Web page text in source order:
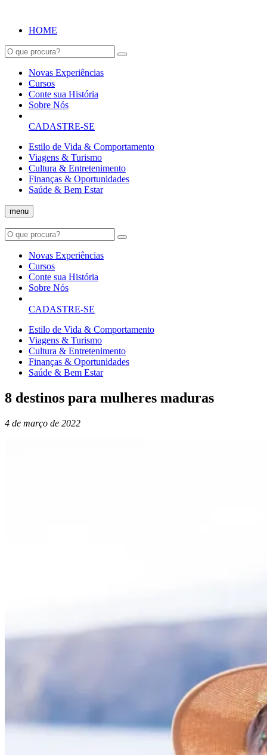
HOME
Novas Experiências
Cursos
Conte sua História
Sobre Nós
CADASTRE-SE
Estilo de Vida & Comportamento
Viagens & Turismo
Cultura & Entretenimento
Finanças & Oportunidades
Saúde & Bem Estar
menu
Novas Experiências
Cursos
Conte sua História
Sobre Nós
CADASTRE-SE
Estilo de Vida & Comportamento
Viagens & Turismo
Cultura & Entretenimento
Finanças & Oportunidades
Saúde & Bem Estar
8 destinos para mulheres maduras
4 de março de 2022